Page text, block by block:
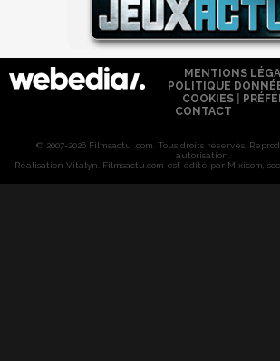
MENTIONS
POLITIQUE
COOKIES
CONTACT
© 2007-2026 Filmsactu .com. Tous droits réservés.
autorisation.
Réalisation Vitalyn . Filmsactu .com est édité par Mixicom,